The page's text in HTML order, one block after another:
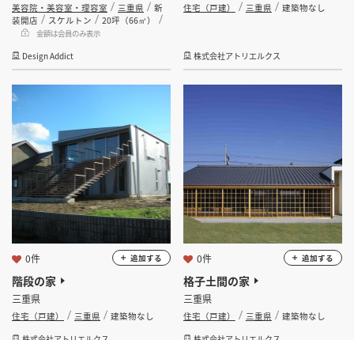
会員ログインすると検索できます。
坪数
フリーワード
検索する
美容院・美容室・理容室 三重県
新
装開店
スケルトン 20坪（66㎡）
金額は会員のみ表示
Design Addict
住宅（戸建） 三重県 建築物なし
株式会社アトリエルクス
階段の家
三重県
住宅（戸建） 三重県
建築物なし
0件 追加する
格子土間の家
三重県
住宅（戸建） 三重県
建築物なし
0件 追加する